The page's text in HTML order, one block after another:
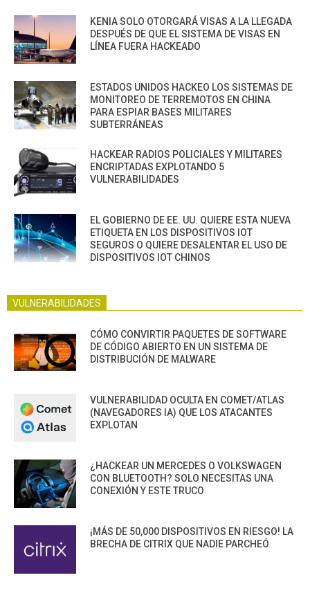
KENIA SOLO OTORGARÁ VISAS A LA LLEGADA
DESPUÉS DE QUE EL SISTEMA DE VISAS EN
LÍNEA FUERA HACKEADO
ESTADOS UNIDOS HACKEO LOS SISTEMAS DE
MONITOREO DE TERREMOTOS EN CHINA
PARA ESPIAR BASES MILITARES
SUBTERRÁNEAS
HACKEAR RADIOS POLICIALES Y MILITARES
ENCRIPTADAS EXPLOTANDO 5
VULNERABILIDADES
EL GOBIERNO DE EE. UU. QUIERE ESTA NUEVA
ETIQUETA EN LOS DISPOSITIVOS IOT
SEGUROS O QUIERE DESALENTAR EL USO DE
DISPOSITIVOS IOT CHINOS
VULNERABILIDADES
CÓMO CONVIRTIR PAQUETES DE SOFTWARE
DE CÓDIGO ABIERTO EN UN SISTEMA DE
DISTRIBUCIÓN DE MALWARE
VULNERABILIDAD OCULTA EN COMET/ATLAS
(NAVEGADORES IA) QUE LOS ATACANTES
EXPLOTAN
¿HACKEAR UN MERCEDES O VOLKSWAGEN
CON BLUETOOTH? SOLO NECESITAS UNA
CONEXIÓN Y ESTE TRUCO
¡MÁS DE 50,000 DISPOSITIVOS EN RIESGO! LA
BRECHA DE CITRIX QUE NADIE PARCHEÓ